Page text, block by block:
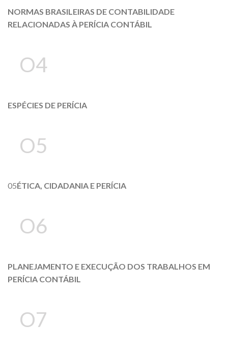
NORMAS BRASILEIRAS DE CONTABILIDADE
RELACIONADAS À PERÍCIA CONTÁBIL
O4
ESPÉCIES DE PERÍCIA
O5
05ÉTICA, CIDADANIA E PERÍCIA
O6
PLANEJAMENTO E EXECUÇÃO DOS TRABALHOS EM
PERÍCIA CONTÁBIL
O7